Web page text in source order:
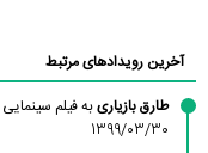
آخرین رویدادهای مرتبط
طارق بازیاریبه فیلم سینمایی
1399/03/30